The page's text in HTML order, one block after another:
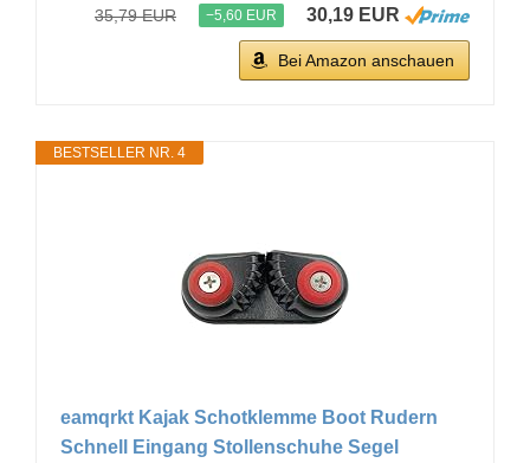
35,79 EUR −5,60 EUR 30,19 EUR
Bei Amazon anschauen
BESTSELLER NR. 4
eamqrkt Kajak Schotklemme Boot Rudern
Schnell Eingang Stollenschuhe Segel